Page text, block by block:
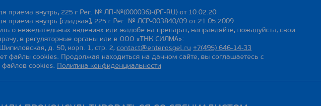
приема внутрь, 225 г Рег. № ЛП-№(000036)-(РГ-RU) от 10.02.20
приема внутрь [сладкая], 225 г Рег. № ЛСР-003840/09 от 21.05.2009
о нежелательных явлениях или жалобе на препарат, направляйте, пожалуйста, свои
в регуляторные органы или в ООО «ТНК СИЛМА»:
д. 50, корп. 1, стр. 2, contact@enterosgel.ru +7(495) 646-14-33
файлы cookies. Продолжая находиться на данном сайте, вы соглашаетесь с
cookies. Политика конфиденциальности